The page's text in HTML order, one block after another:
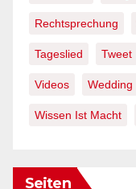
Rechtsprechung
Tageslied Tweet
Videos Wedding
Wissen Ist Macht
Seiten